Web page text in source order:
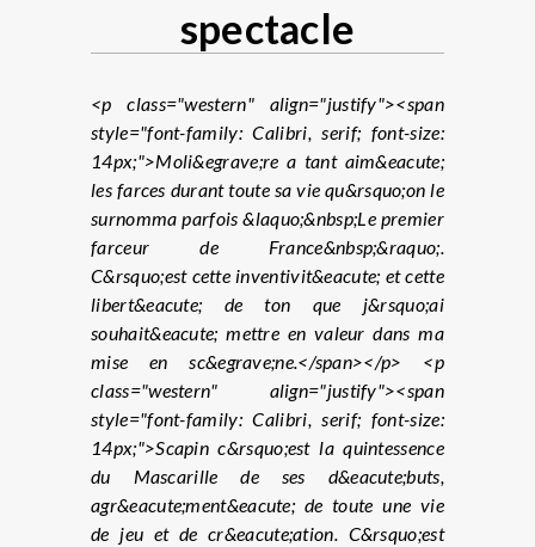
spectacle
<p class="western" align="justify"><span
style="font-family: Calibri, serif; font-size:
14px;">Moli&egrave;re a tant aim&eacute;
les farces durant toute sa vie qu&rsquo;on le
surnomma parfois &laquo;&nbsp;Le premier
farceur de France&nbsp;&raquo;.
C&rsquo;est cette inventivit&eacute; et cette
libert&eacute; de ton que j&rsquo;ai
souhait&eacute; mettre en valeur dans ma
mise en sc&egrave;ne.</span></p> <p
class="western" align="justify"><span
style="font-family: Calibri, serif; font-size:
14px;">Scapin c&rsquo;est la quintessence
du Mascarille de ses d&eacute;buts,
agr&eacute;ment&eacute; de toute une vie
de jeu et de cr&eacute;ation. C&rsquo;est